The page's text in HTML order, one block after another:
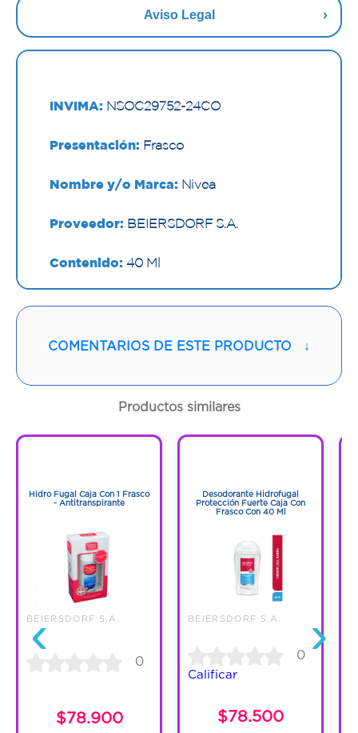
Aviso Legal
INVIMA: NSOC29752-24CO
Presentación: Frasco
Nombre y/o Marca: Nivea
Proveedor: BEIERSDORF S.A.
Contenido: 40 Ml
Código:1297984
COMENTARIOS DE ESTE PRODUCTO ↓
Productos similares
‹
Hidro Fugal Caja Con 1 Frasco
- Antitranspirante
BEIERSDORF S.A.
0
$78.900
Desodorante Hidrofugal
Protección Fuerte Caja Con
Frasco Con 40 Ml
BEIERSDORF S.A.
0
Calificar
$78.500
›